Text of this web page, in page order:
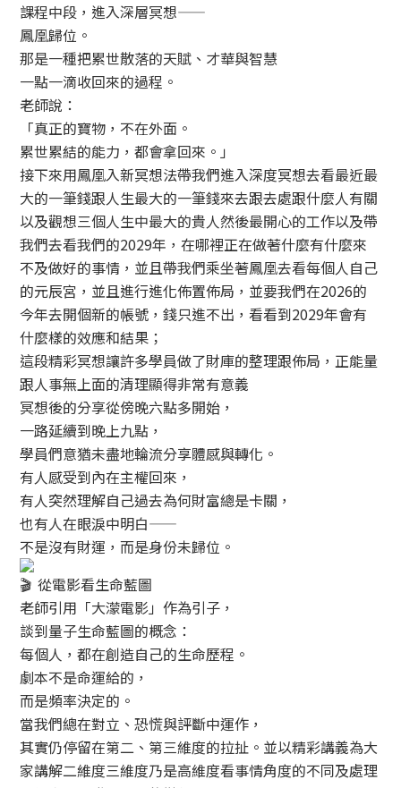
課程中段，進入深層冥想——
鳳凰歸位。
那是一種把累世散落的天賦、才華與智慧
一點一滴收回來的過程。
老師說：
「真正的寶物，不在外面。
累世累結的能力，都會拿回來。」
接下來用鳳凰入新冥想法帶我們進入深度冥想去看最近最
大的一筆錢跟人生最大的一筆錢來去跟去處跟什麼人有關
以及觀想三個人生中最大的貴人然後最開心的工作以及帶
我們去看我們的2029年，在哪裡正在做著什麼有什麼來
不及做好的事情，並且帶我們乘坐著鳳凰去看每個人自己
的元辰宮，並且進行進化佈置佈局，並要我們在2026的
今年去開個新的帳號，錢只進不出，看看到2029年會有
什麼樣的效應和結果；
這段精彩冥想讓許多學員做了財庫的整理跟佈局，正能量
跟人事無上面的清理顯得非常有意義
冥想後的分享從傍晚六點多開始，
一路延續到晚上九點，
學員們意猶未盡地輪流分享體感與轉化。
有人感受到內在主權回來，
有人突然理解自己過去為何財富總是卡關，
也有人在眼淚中明白——
不是沒有財運，而是身份未歸位。
從電影看生命藍圖
老師引用「大濛電影」作為引子，
談到量子生命藍圖的概念：
每個人，都在創造自己的生命歷程。
劇本不是命運給的，
而是頻率決定的。
當我們總在對立、恐慌與評斷中運作，
其實仍停留在第二、第三維度的拉扯。並以精彩講義為大
家講解二維度三維度乃是高維度看事情角度的不同及處理